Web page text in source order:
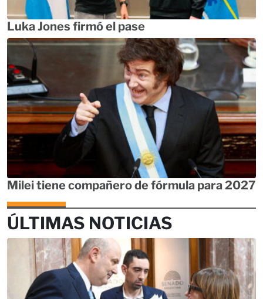
Luka Jones firmó el pase
Milei tiene compañero de fórmula para 2027
ÚLTIMAS NOTICIAS